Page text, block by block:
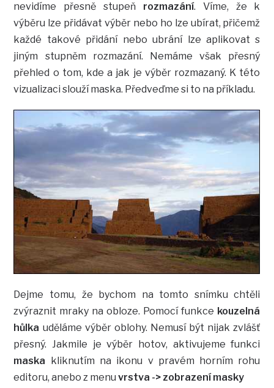
nevidíme přesně stupeň rozmazání. Víme, že k
výběru lze přidávat výběr nebo ho lze ubírat, přičemž
každé takové přidání nebo ubrání lze aplikovat s
jiným stupněm rozmazání. Nemáme však přesný
přehled o tom, kde a jak je výběr rozmazaný. K této
vizualizaci slouží maska. Předveďme si to na příkladu.
Dejme tomu, že bychom na tomto snímku chtěli
zvýraznit mraky na obloze. Pomocí funkce kouzelná
hůlka uděláme výběr oblohy. Nemusí být nijak zvlášť
přesný. Jakmile je výběr hotov, aktivujeme funkci
maska kliknutím na ikonu v pravém horním rohu
editoru, anebo z menuvrstva -> zobrazení masky